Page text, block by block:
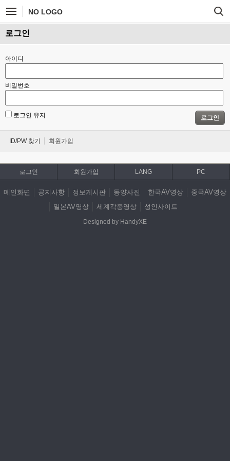
NO LOGO
로그인
아이디
비밀번호
로그인 유지 로그인
ID/PW 찾기 회원가입
로그인 회원가입 LANG PC
메인화면 공지사항 정보게시판 동양사진 한국AV영상
중국AV영상
일본AV영상
세계각종영상 성인사이트
Designed by HandyXE